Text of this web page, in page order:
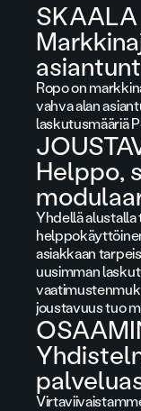
SKAALA
Ropo on
vahva alan
laskutusmääriä
Helppo,
Yhdellä alustalla
asiakkaan
uusimman
joustavuus tuo